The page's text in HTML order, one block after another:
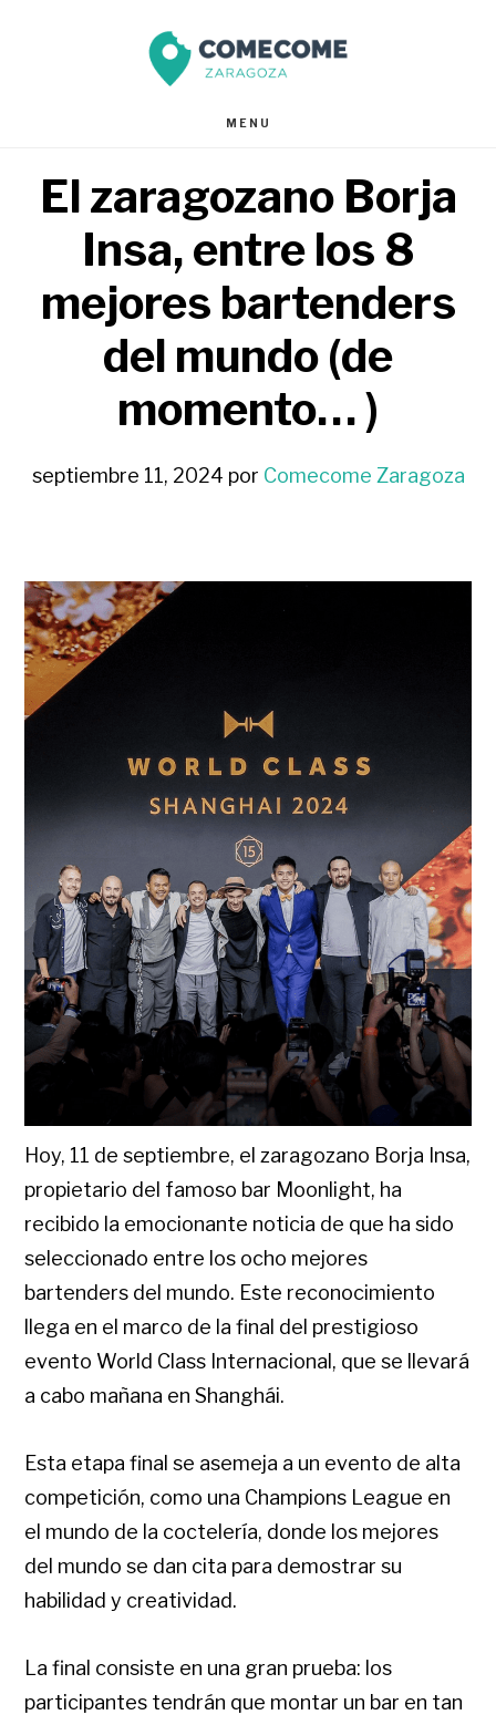
página
MENU
El zaragozano Borja
Insa, entre los 8
mejores bartenders
del mundo (de
momento… )
septiembre 11, 2024 por Comecome Zaragoza
Hoy, 11 de septiembre, el zaragozano Borja Insa,
propietario del famoso bar Moonlight, ha
recibido la emocionante noticia de que ha sido
seleccionado entre los ocho mejores
bartenders del mundo. Este reconocimiento
llega en el marco de la final del prestigioso
evento World Class Internacional, que se llevará
a cabo mañana en Shanghái.
Esta etapa final se asemeja a un evento de alta
competición, como una Champions League en
el mundo de la coctelería, donde los mejores
del mundo se dan cita para demostrar su
habilidad y creatividad.
La final consiste en una gran prueba: los
participantes tendrán que montar un bar en tan